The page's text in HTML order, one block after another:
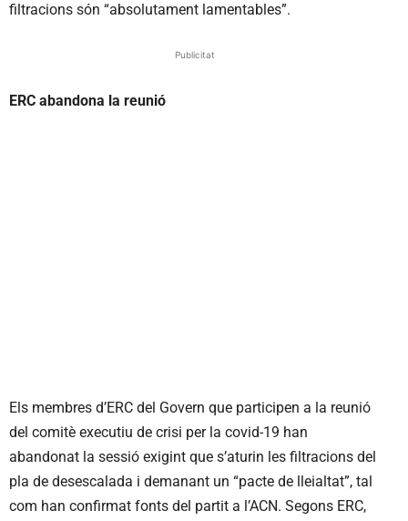
filtracions són “absolutament lamentables”.
Publicitat
ERC abandona la reunió
Els membres d’ERC del Govern que participen a la reunió
del comitè executiu de crisi per la covid-19 han
abandonat la sessió exigint que s’aturin les filtracions del
pla de desescalada i demanant un “pacte de lleialtat”, tal
com han confirmat fonts del partit a l’ACN. Segons ERC,